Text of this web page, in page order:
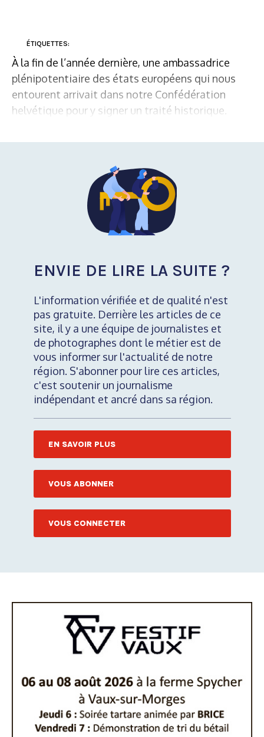
ÉTIQUETTES:
À la fin de l’année dernière, une ambassadrice
plénipotentiaire des états européens qui nous
entourent arrivait dans notre Confédération
helvétique pour y signer un traité historique.
ENVIE DE LIRE LA SUITE ?
L'information vérifiée et de qualité n'est
pas gratuite. Derrière les articles de ce
site, il y a une équipe de journalistes et
de photographes dont le métier est de
vous informer sur l'actualité de notre
région. S'abonner pour lire ces articles,
c'est soutenir un journalisme
indépendant et ancré dans sa région.
EN SAVOIR PLUS
VOUS ABONNER
VOUS CONNECTER